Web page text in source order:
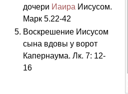
дочери Иаира Иисусом.
Марк 5.22-42
Воскрешение Иисусом
сына вдовы у ворот
Капернаума. Лк. 7: 12-
16